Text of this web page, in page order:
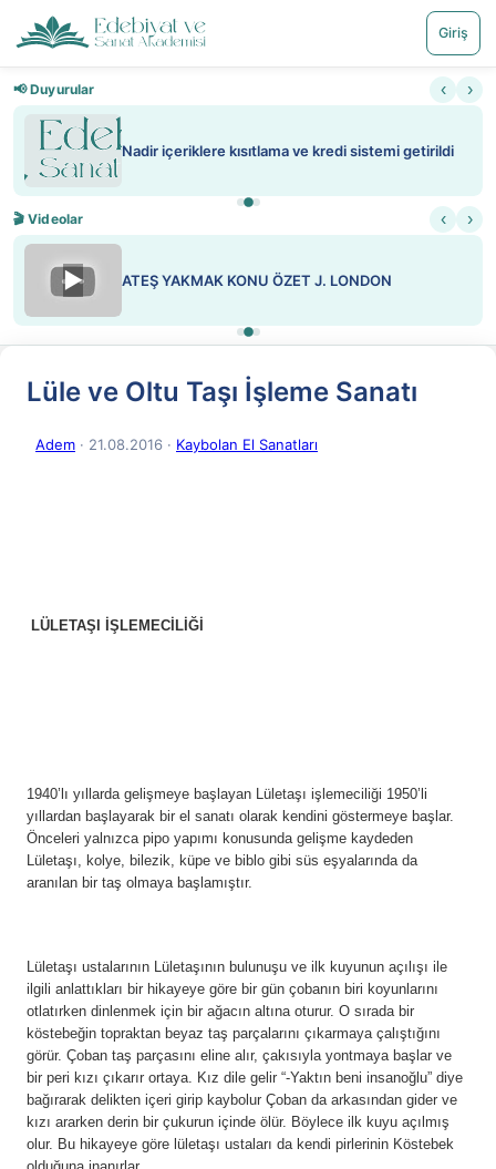
Giriş
📢 Duyurular ‹ ›
Nadir içeriklere kısıtlama ve kredi sistemi getirildi
🎬 Videolar ‹ ›
▶ ATEŞ YAKMAK KONU ÖZET J. LONDON
Lüle ve Oltu Taşı İşleme Sanatı
Adem · 21.08.2016 · Kaybolan El Sanatları
LÜLETAŞI İŞLEMECİLİĞİ
1940’lı yıllarda gelişmeye başlayan Lületaşı işlemeciliği 1950’li
yıllardan başlayarak bir el sanatı olarak kendini göstermeye başlar.
Önceleri yalnızca pipo yapımı konusunda gelişme kaydeden
Lületaşı, kolye, bilezik, küpe ve biblo gibi süs eşyalarında da
aranılan bir taş olmaya başlamıştır.
Lületaşı ustalarının Lületaşının bulunuşu ve ilk kuyunun açılışı ile
ilgili anlattıkları bir hikayeye göre bir gün çobanın biri koyunlarını
otlatırken dinlenmek için bir ağacın altına oturur. O sırada bir
köstebeğin topraktan beyaz taş parçalarını çıkarmaya çalıştığını
görür. Çoban taş parçasını eline alır, çakısıyla yontmaya başlar ve
bir peri kızı çıkarır ortaya. Kız dile gelir “-Yaktın beni insanoğlu” diye
bağırarak delikten içeri girip kaybolur Çoban da arkasından gider ve
kızı ararken derin bir çukurun içinde ölür. Böylece ilk kuyu açılmış
olur. Bu hikayeye göre lületaşı ustaları da kendi pirlerinin Köstebek